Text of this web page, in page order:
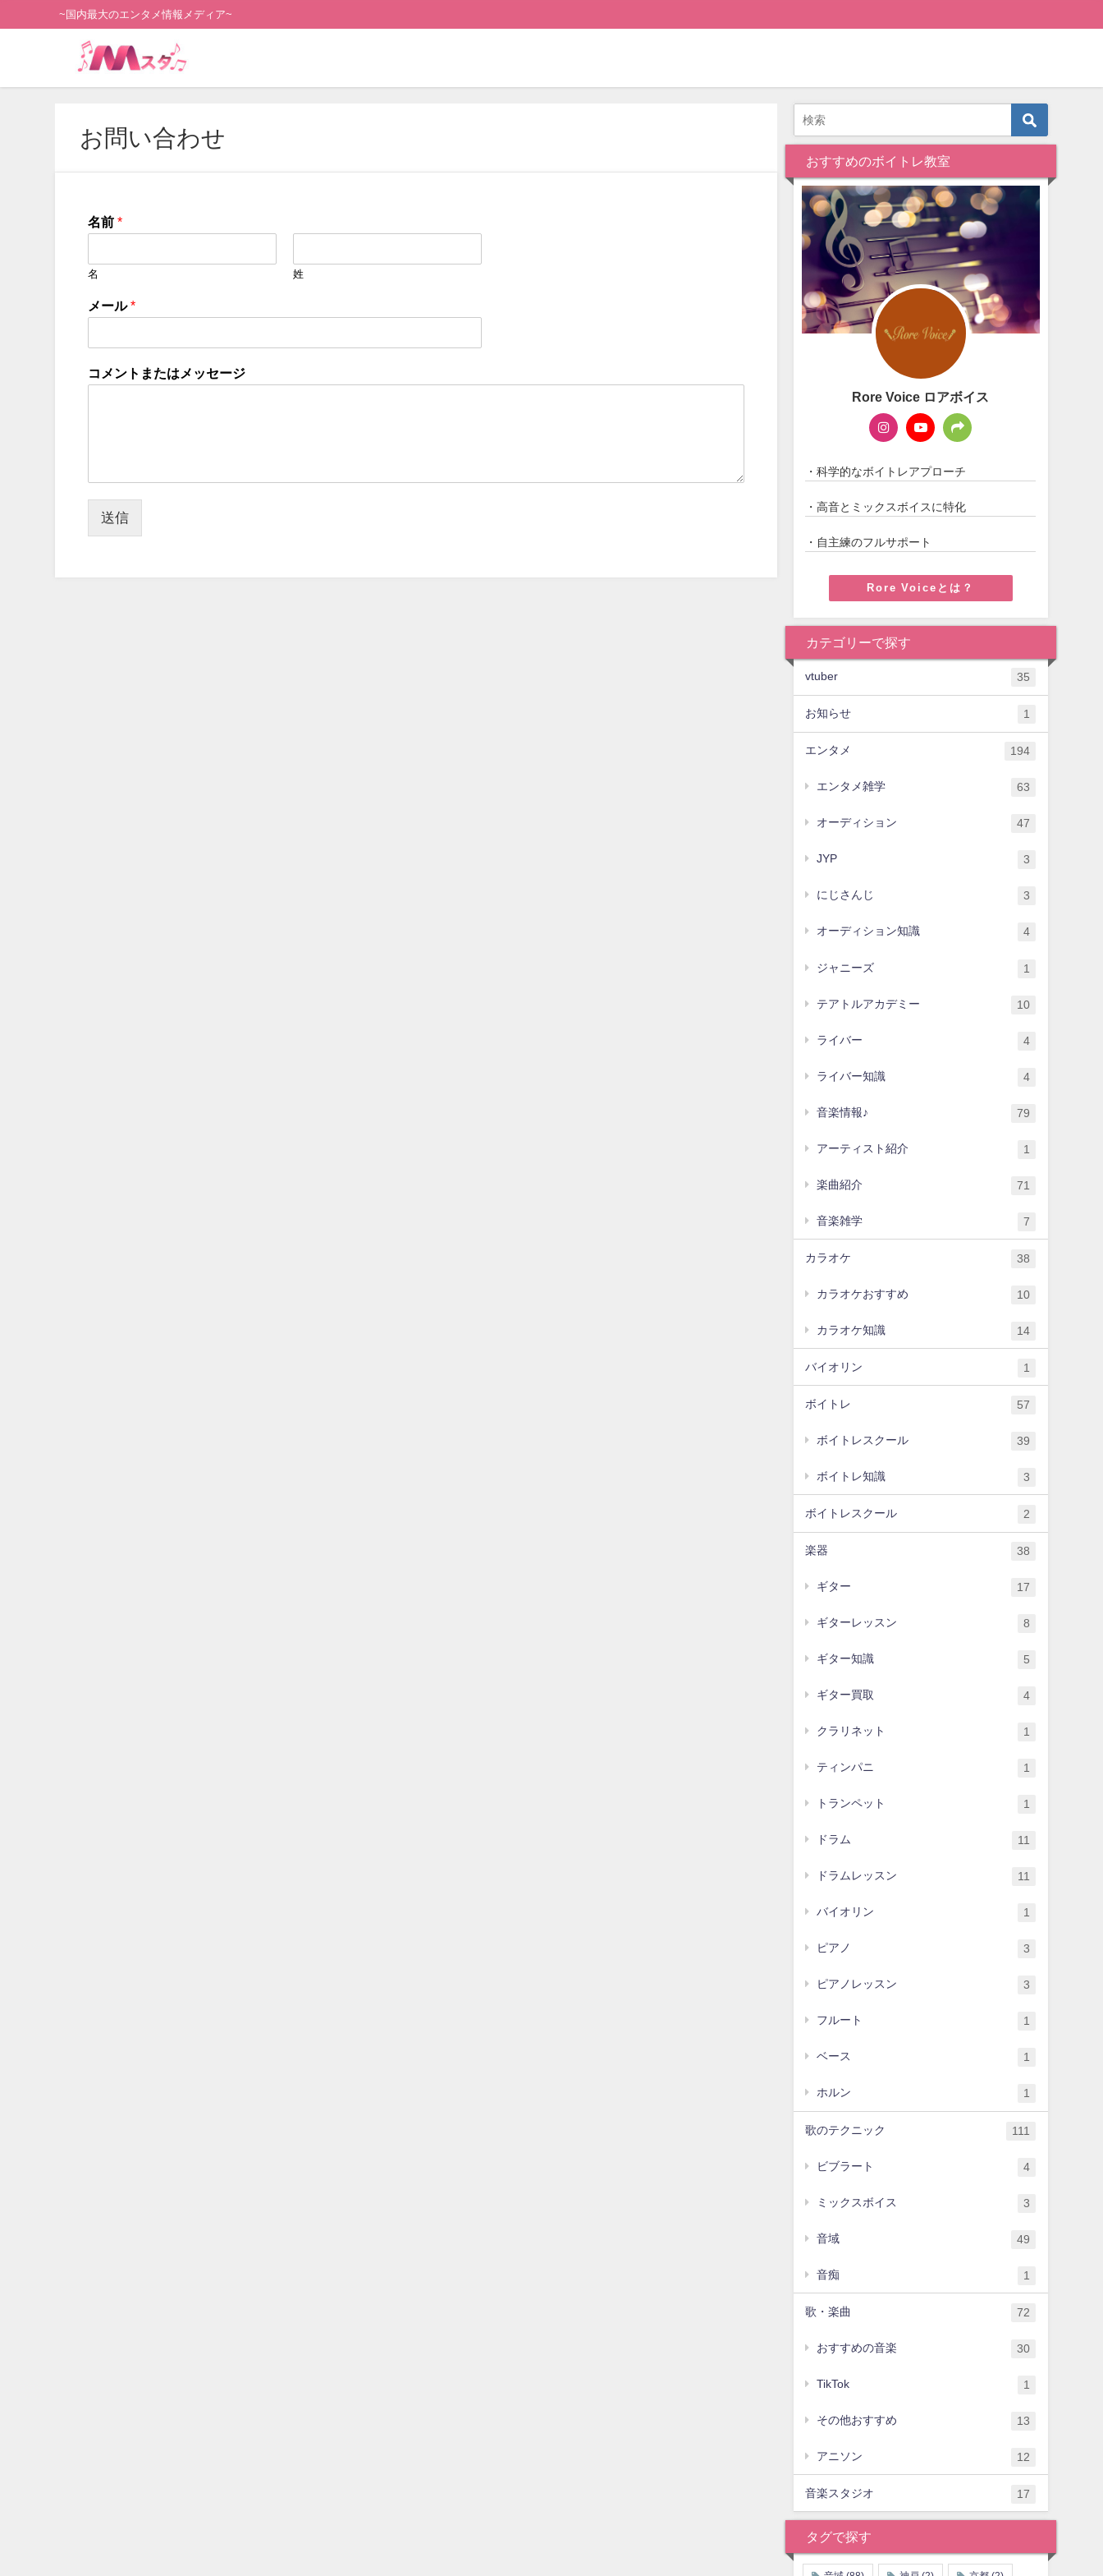
~国内最大のエンタメ情報メディア~
お問い合わせ
名前*
名 姓
メール*
コメントまたはメッセージ
送信
おすすめのボイトレ教室
Rore Voice ロアボイス
・科学的なボイトレアプローチ
・高音とミックスボイスに特化
・自主練のフルサポート
Rore Voiceとは？
カテゴリーで探す
vtuber 35
お知らせ 1
エンタメ 194
エンタメ雑学 63
オーディション 47
JYP 3
にじさんじ 3
オーディション知識 4
ジャニーズ 1
テアトルアカデミー 10
ライバー 4
ライバー知識 4
音楽情報♪ 79
アーティスト紹介 1
楽曲紹介 71
音楽雑学 7
カラオケ 38
カラオケおすすめ 10
カラオケ知識 14
バイオリン 1
ボイトレ 57
ボイトレスクール 39
ボイトレ知識 3
ボイトレスクール 2
楽器 38
ギター 17
ギターレッスン 8
ギター知識 5
ギター買取 4
クラリネット 1
ティンパニ 1
トランペット 1
ドラム 11
ドラムレッスン 11
バイオリン 1
ピアノ 3
ピアノレッスン 3
フルート 1
ベース 1
ホルン 1
歌のテクニック 111
ビブラート 4
ミックスボイス 3
音域 49
音痴 1
歌・楽曲 72
おすすめの音楽 30
TikTok 1
その他おすすめ 13
アニソン 12
音楽スタジオ 17
タグで探す